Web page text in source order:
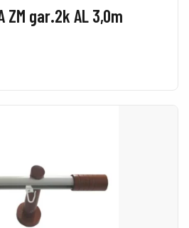
ZM gar.2k AL 3,0m